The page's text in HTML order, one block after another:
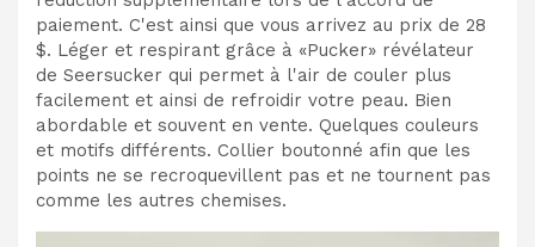
paiement. C'est ainsi que vous arrivez au prix de 28
$. Léger et respirant grâce à «Pucker» révélateur
de Seersucker qui permet à l'air de couler plus
facilement et ainsi de refroidir votre peau. Bien
abordable et souvent en vente. Quelques couleurs
et motifs différents. Collier boutonné afin que les
points ne se recroquevillent pas et ne tournent pas
comme les autres chemises.